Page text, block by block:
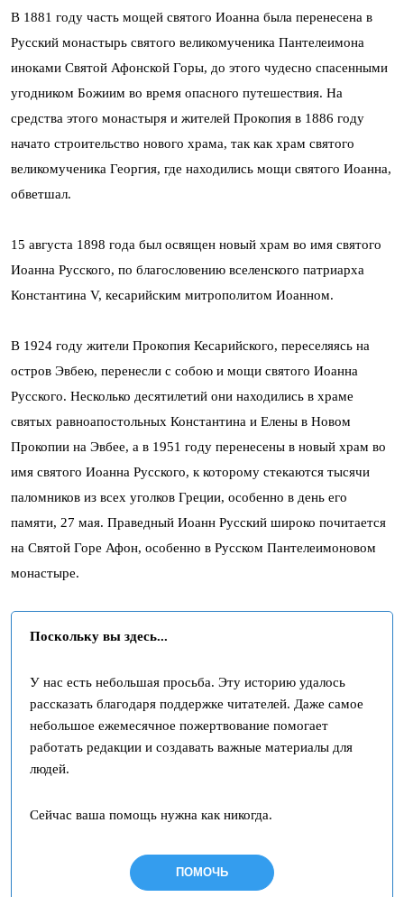
В 1881 году часть мощей святого Иоанна была перенесена в
Русский монастырь святого великомученика Пантелеимона
иноками Святой Афонской Горы, до этого чудесно спасенными
угодником Божиим во время опасного путешествия. На
средства этого монастыря и жителей Прокопия в 1886 году
начато строительство нового храма, так как храм святого
великомученика Георгия, где находились мощи святого Иоанна,
обветшал.
15 августа 1898 года был освящен новый храм во имя святого
Иоанна Русского, по благословению вселенского патриарха
Константина V, кесарийским митрополитом Иоанном.
В 1924 году жители Прокопия Кесарийского, переселяясь на
остров Эвбею, перенесли с собою и мощи святого Иоанна
Русского. Несколько десятилетий они находились в храме
святых равноапостольных Константина и Елены в Новом
Прокопии на Эвбее, а в 1951 году перенесены в новый храм во
имя святого Иоанна Русского, к которому стекаются тысячи
паломников из всех уголков Греции, особенно в день его
памяти, 27 мая. Праведный Иоанн Русский широко почитается
на Святой Горе Афон, особенно в Русском Пантелеимоновом
монастыре.
Поскольку вы здесь...
У нас есть небольшая просьба. Эту историю удалось
рассказать благодаря поддержке читателей. Даже самое
небольшое ежемесячное пожертвование помогает
работать редакции и создавать важные материалы для
людей.
Сейчас ваша помощь нужна как никогда.
ПОМОЧЬ